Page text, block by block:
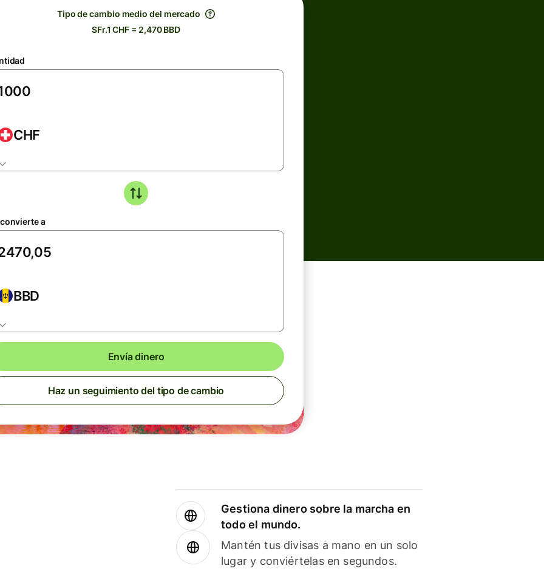
Tipo de cambio medio del mercado
SFr.1 CHF = 2,470 BBD
CHF
a
BBD
Envía dinero
Haz un seguimiento del tipo de cambio
Gestiona dinero sobre la marcha en
todo el mundo.
Mantén tus divisas a mano en un solo
lugar y conviértelas en segundos.